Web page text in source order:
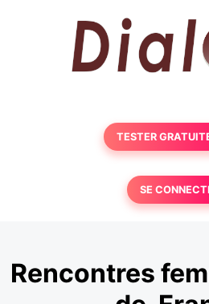
TESTER
SE
Rencontres